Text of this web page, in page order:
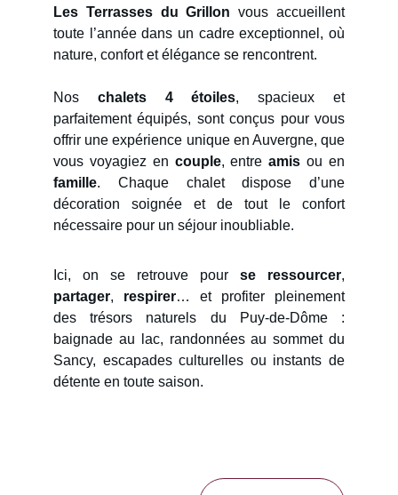
Les Terrasses du Grillon vous accueillent
toute l’année dans un cadre exceptionnel, où
nature, confort et élégance se rencontrent.
Nos chalets 4 étoiles, spacieux et
parfaitement équipés, sont conçus pour vous
offrir une expérience unique en Auvergne, que
vous voyagiez en couple, entreamis ou en
famille. Chaque chalet dispose d’une
décoration soignée et de tout le confort
nécessaire pour un séjour inoubliable.
Ici, on se retrouve pour se ressourcer,
partager, respirer… et profiter pleinement
des trésors naturels du Puy-de-Dôme :
baignade au lac, randonnées au sommet du
Sancy, escapades culturelles ou instants de
détente en toute saison.